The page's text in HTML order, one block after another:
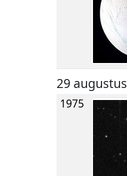
29 augustus
1975